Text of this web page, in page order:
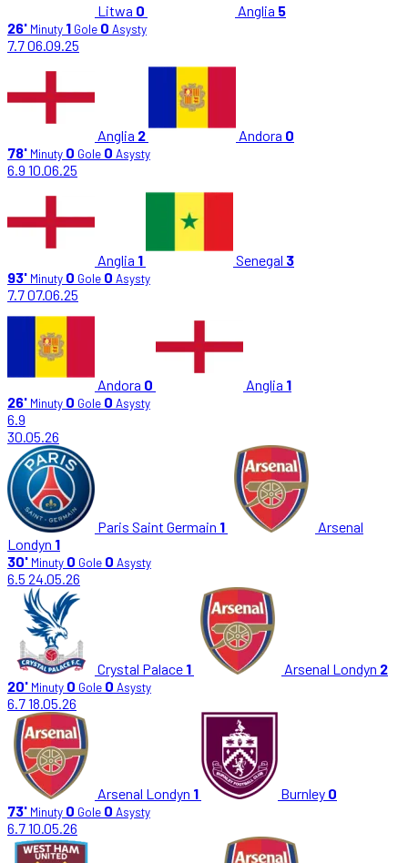
Litwa 0 Anglia 5
26' Minuty 1 Gole 0 Asysty
7.706.09.25
Anglia 2 Andora 0
78' Minuty 0 Gole 0 Asysty
6.9 10.06.25
Anglia 1 Senegal 3
93' Minuty 0 Gole 0 Asysty
7.707.06.25
Andora 0 Anglia 1
26' Minuty 0 Gole 0 Asysty
6.9
30.05.26
Paris Saint Germain 1
Arsenal
Londyn 1
30' Minuty 0 Gole 0 Asysty
6.5 24.05.26
Crystal Palace 1 Arsenal Londyn 2
20' Minuty 0 Gole 0 Asysty
6.718.05.26
Arsenal Londyn 1 Burnley 0
73' Minuty 0 Gole 0 Asysty
6.710.05.26